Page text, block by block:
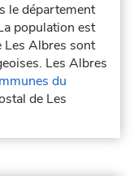
le département
population est
Les Albres sont
Les Albres
du
de Les